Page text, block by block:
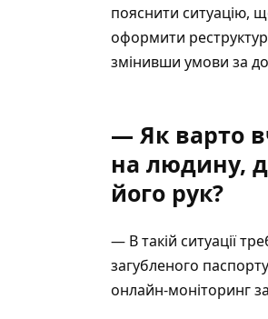
пояснити ситуацію,
оформити
змінивши умови за
— Як варто
на людину,
його рук?
— В такій ситуації
загубленого
онлайн-моніторинг